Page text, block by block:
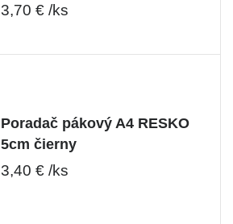
3,70 € /ks
Poradač pákový A4 RESKO
5cm čierny
3,40 € /ks